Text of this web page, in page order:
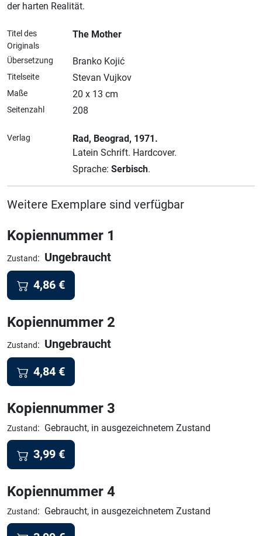
der harten Realität.
Titel des
Originals
The Mother
Übersetzung Branko Kojić
Titelseite Stevan Vujkov
Maße 20 x 13 cm
Seitenzahl 208
Verlag Rad, Beograd, 1971.
Latein Schrift. Hardcover.
Sprache: Serbisch.
Weitere Exemplare sind verfügbar
Kopiennummer 1
Zustand: Ungebraucht
4,86 €
Kopiennummer 2
Zustand: Ungebraucht
4,84 €
Kopiennummer 3
Zustand: Gebraucht, in ausgezeichnetem Zustand
3,99 €
Kopiennummer 4
Zustand: Gebraucht, in ausgezeichnetem Zustand